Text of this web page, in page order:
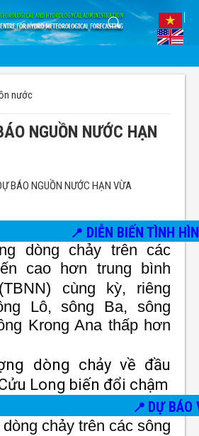
nước
NGUỒN NƯỚC HẠN
📍 DIỄN BIẾN TÌNH
dòng chảy trên các
cao hơn trung bình
TBNN) cùng kỳ, riêng
Lô, sông Ba, sông
Krong Anathấp hơn
dòng chảy về đầu
Long biến đổi chậm
📍 DỰ BÁO
chảy trên các sông